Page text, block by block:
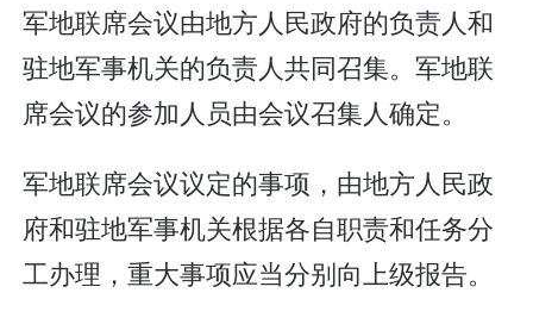
军地联席会议由地方人民政府的负责人和
驻地军事机关的负责人共同召集。军地联
席会议的参加人员由会议召集人确定。
军地联席会议议定的事项，由地方人民政
府和驻地军事机关根据各自职责和任务分
工办理，重大事项应当分别向上级报告。